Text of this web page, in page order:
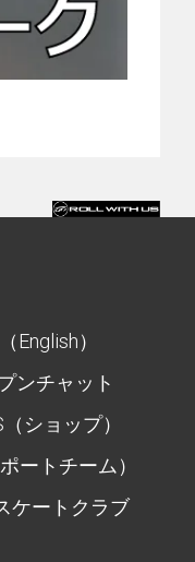
English）
ンチャット
ショップ）
ートチーム）
ケートクラブ